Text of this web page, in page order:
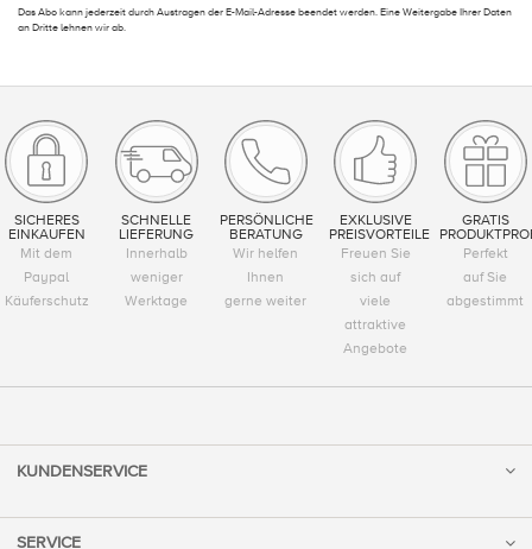
Das Abo kann jederzeit durch Austragen der E-Mail-Adresse beendet werden. Eine Weitergabe Ihrer Daten
an Dritte lehnen wir ab.
SICHERES
EINKAUFEN
Mit dem
Paypal
Käuferschutz
SCHNELLE
LIEFERUNG
Innerhalb
weniger
Werktage
PERSÖNLICHE
BERATUNG
Wir helfen
Ihnen
gerne weiter
EXKLUSIVE
PREISVORTEILE
Freuen Sie
sich auf
viele
attraktive
Angebote
GRATIS
Perfekt
auf Sie
abgestimmt
KUNDENSERVICE
SERVICE